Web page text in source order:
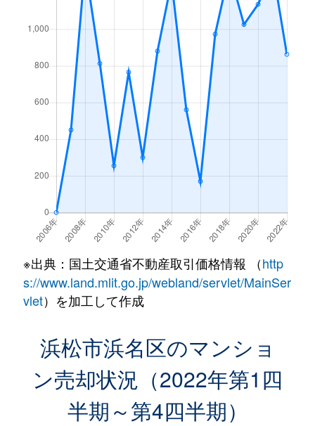
※出典：国土交通省不動産取引価格情報 （http
s://www.land.mlit.go.jp/webland/servlet/MainSer
vlet）を加工して作成
浜松市浜名区のマンショ
ン売却状況（2022年第1四
半期～第4四半期）